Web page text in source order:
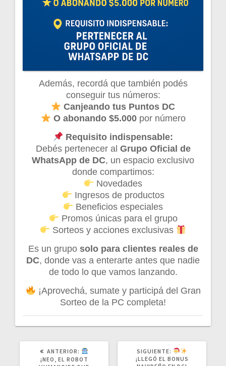
Además, recordá que también podés
conseguir tus números:
Canjeando tus Puntos DC
O abonando $5.000por número
Requisito indispensable:
Debés pertenecer al Grupo Oficial de
WhatsApp de DC, un espacio exclusivo
donde compartimos:
Novedades
Ingresos de productos
Beneficios especiales
Promos únicas para el grupo
Sorteos y acciones exclusivas
Es un grupo solo para clientes reales de
DC, donde vas a enterarte antes que nadie
de todo lo que vamos lanzando.
¡Aprovechá, sumate y participá del Gran
Sorteo de la PC completa!
ANTERIOR: POST
ANTERIOR:
¡NEO, EL ROBOT
SIGUIENTE: SIGUIENTE
POST:
¡LLEGÓ EL BONUS